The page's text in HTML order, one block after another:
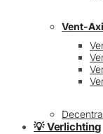
Vent-
💡 Verlichting